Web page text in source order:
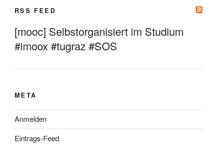
RSS FEED
[mooc] Selbstorganisiert im Studium
#imoox #tugraz #SOS
META
Anmelden
Eintrags-Feed